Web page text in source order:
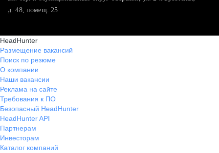
д. 48, помещ. 25
HeadHunter
Размещение вакансий
Поиск по резюме
О компании
Наши вакансии
Реклама на сайте
Требования к ПО
Безопасный HeadHunter
HeadHunter API
Партнерам
Инвесторам
Каталог компаний